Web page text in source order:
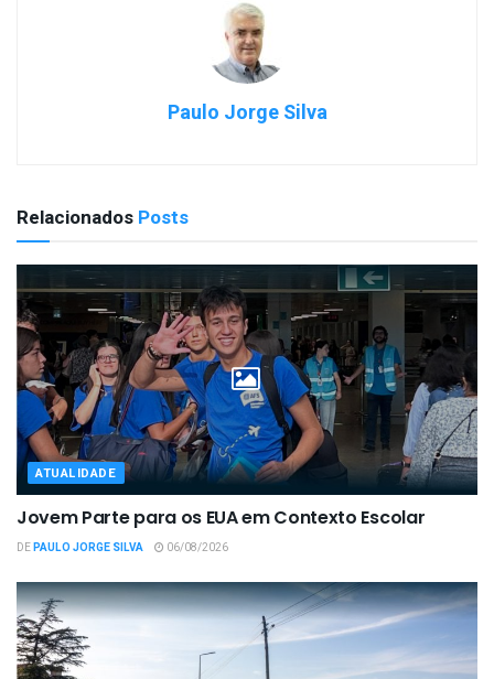
Paulo Jorge Silva
Relacionados Posts
ATUALIDADE
Jovem Parte para os EUA em Contexto Escolar
DEPAULO JORGE SILVA 06/08/2026